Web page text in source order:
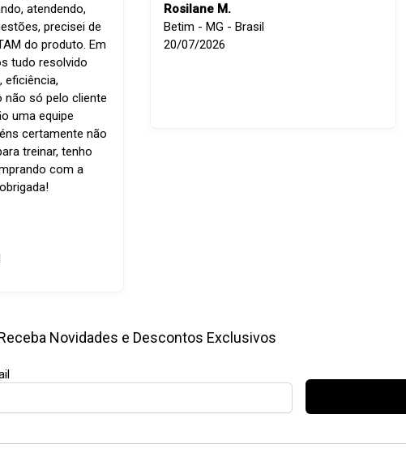
atendendo,
precisei de
do produto. Em
tudo resolvido
eficiência,
não só pelo cliente
uma equipe
certamente não
treinar, tenho
com a
Rosilane M.
Betim - MG - Brasil
20/07/2026
Novidades e Descontos Exclusivos